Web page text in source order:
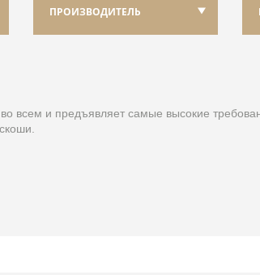
ПРОИЗВОДИТЕЛЬ
всем и предъявляет самые высокие